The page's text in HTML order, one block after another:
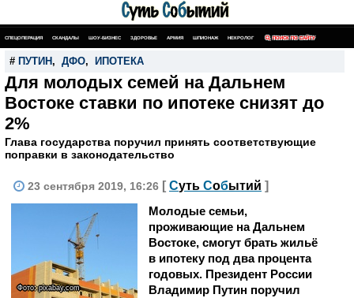
СПЕЦОПЕРАЦИЯ СКАНДАЛЫ ШОУ-БИЗНЕС ЗДОРОВЬЕ АРМИЯ ШПИОНАЖ НЕКРОЛОГ ПОИСК ПО САЙТУ
# ПУТИН , ДФО, ИПОТЕКА
Для молодых семей на Дальнем
Востоке ставки по ипотеке снизят до
2%
Глава государства поручил принять соответствующие
поправки в законодательство
23 сентября 2019, 16:26 [ Суть Событий ]
Фото: pixabay.com
Молодые семьи,
проживающие на Дальнем
Востоке, смогут брать жильё
в ипотеку под два процента
годовых. Президент России
Владимир Путин поручил